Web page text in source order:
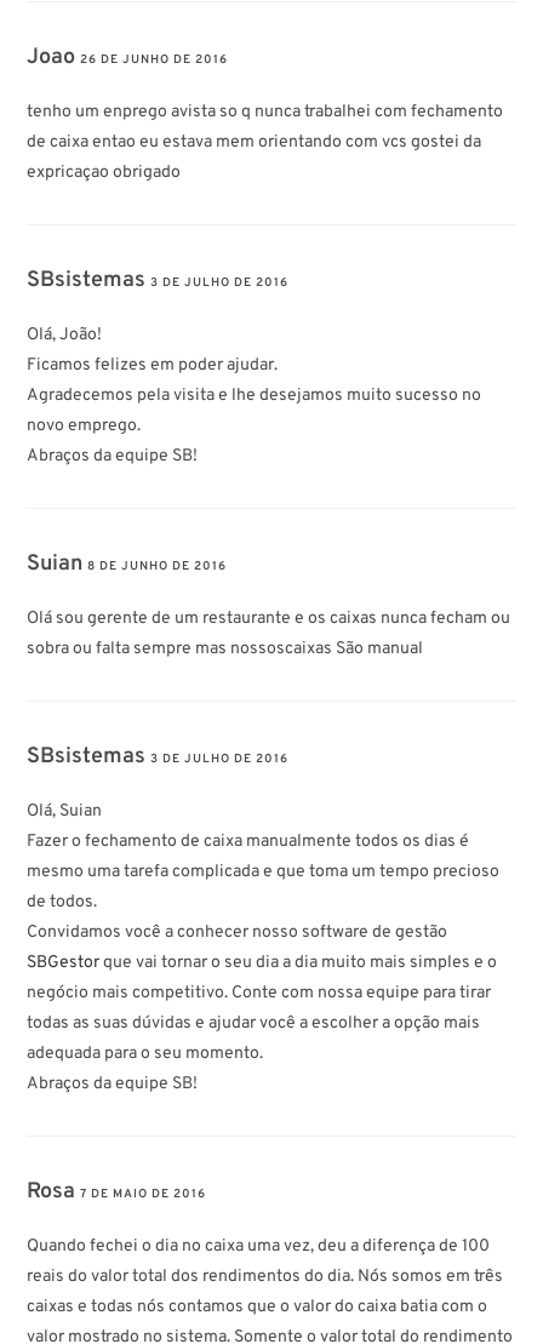
Joao26 DE JUNHO DE 2016
tenho um enprego avista so q nunca trabalhei com fechamento
de caixa entao eu estava mem orientando com vcs gostei da
expricaçao obrigado
SBsistemas3 DE JULHO DE 2016
Olá, João!
Ficamos felizes em poder ajudar.
Agradecemos pela visita e lhe desejamos muito sucesso no
novo emprego.
Abraços da equipe SB!
Suian8 DE JUNHO DE 2016
Olá sou gerente de um restaurante e os caixas nunca fecham ou
sobra ou falta sempre mas nossoscaixas São manual
SBsistemas3 DE JULHO DE 2016
Olá, Suian
Fazer o fechamento de caixa manualmente todos os dias é
mesmo uma tarefa complicada e que toma um tempo precioso
de todos.
Convidamos você a conhecer nosso software de gestão
SBGestorque vai tornar o seu dia a dia muito mais simples e o
negócio mais competitivo. Conte com nossa equipe para tirar
todas as suas dúvidas e ajudar você a escolher a opção mais
adequada para o seu momento.
Abraços da equipe SB!
Rosa7 DE MAIO DE 2016
Quando fechei o dia no caixa uma vez, deu a diferença de 100
reais do valor total dos rendimentos do dia. Nós somos em três
caixas e todas nós contamos que o valor do caixa batia com o
valor mostrado no sistema. Somente o valor total do rendimento